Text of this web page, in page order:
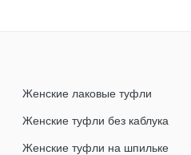
Женские лаковые туфли
Женские туфли без каблука
Женские туфли на шпильке